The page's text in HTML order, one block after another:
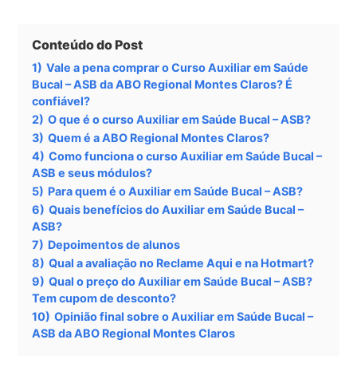
Conteúdo do Post
1) Vale a pena comprar o Curso Auxiliar em Saúde
Bucal – ASB da ABO Regional Montes Claros? É
confiável?
2) O que é o curso Auxiliar em Saúde Bucal – ASB?
3) Quem é a ABO Regional Montes Claros?
4) Como funciona o curso Auxiliar em Saúde Bucal –
ASB e seus módulos?
5) Para quem é o Auxiliar em Saúde Bucal – ASB?
6) Quais benefícios do Auxiliar em Saúde Bucal –
ASB?
7) Depoimentos de alunos
8) Qual a avaliação no Reclame Aqui e na Hotmart?
9) Qual o preço do Auxiliar em Saúde Bucal – ASB?
Tem cupom de desconto?
10) Opinião final sobre o Auxiliar em Saúde Bucal –
ASB da ABO Regional Montes Claros